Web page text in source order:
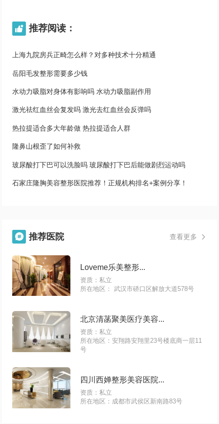
 推荐阅读：
上海九院房兵正畸怎么样？对多种技术十分精通
岳阳毛发整形需要多少钱
水动力吸脂对身体有影响吗 水动力吸脂副作用
激光祛红血丝会复发吗 激光去红血丝会反弹吗
热拉提适合多大年龄做 热拉提适合人群
隆鼻山根歪了如何补救
玻尿酸打下巴可以洗脸吗 玻尿酸打下巴后能做剧烈运动吗
石家庄隆胸美容整形医院推荐！正规机构排名+案例分享！
 推荐医院 查看更多 
Loveme乐美整形...
资质：私立
所在地区： 武汉市硚口区解放大道578号
北京清菡聚美医疗美容...
资质：私立
所在地区：安翔路安翔里23号楼底商一层11
号
四川西婵整形美容医院...
资质：私立
所在地区：成都市武侯区新南路83号